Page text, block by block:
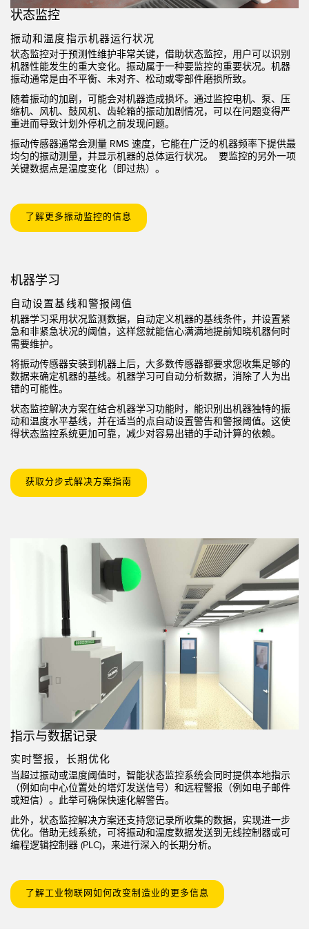
状态监控
振动和温度指示机器运行状况
状态监控对于预测性维护非常关键，借助状态监控，用户可以识别
机器性能发生的重大变化。振动属于一种要监控的重要状况。机器
振动通常是由不平衡、未对齐、松动或零部件磨损所致。
随着振动的加剧，可能会对机器造成损坏。通过监控电机、泵、压
缩机、风机、鼓风机、齿轮箱的振动加剧情况，可以在问题变得严
重进而导致计划外停机之前发现问题。
振动传感器通常会测量 RMS 速度，它能在广泛的机器频率下提供最
均匀的振动测量，并显示机器的总体运行状况。 要监控的另外一项
关键数据点是温度变化（即过热）。
了解更多振动监控的信息
机器学习
自动设置基线和警报阈值
机器学习采用状况监测数据，自动定义机器的基线条件，并设置紧
急和非紧急状况的阈值，这样您就能信心满满地提前知晓机器何时
需要维护。
将振动传感器安装到机器上后，大多数传感器都要求您收集足够的
数据来确定机器的基线。机器学习可自动分析数据，消除了人为出
错的可能性。
状态监控解决方案在结合机器学习功能时，能识别出机器独特的振
动和温度水平基线，并在适当的点自动设置警告和警报阈值。这使
得状态监控系统更加可靠，减少对容易出错的手动计算的依赖。
获取分步式解决方案指南
指示与数据记录
实时警报，长期优化
当超过振动或温度阈值时，智能状态监控系统会同时提供本地指示
（例如向中心位置处的塔灯发送信号）和远程警报（例如电子邮件
或短信）。此举可确保快速化解警告。
此外，状态监控解决方案还支持您记录所收集的数据，实现进一步
优化。借助无线系统，可将振动和温度数据发送到无线控制器或可
编程逻辑控制器 (PLC)，来进行深入的长期分析。
了解工业物联网如何改变制造业的更多信息